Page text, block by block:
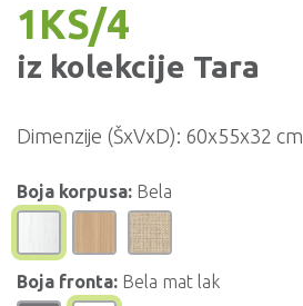
1KS/4
iz kolekcije Tara
Dimenzije (ŠxVxD): 60x55x32 cm
Boja korpusa: Bela
Boja fronta: Bela mat lak